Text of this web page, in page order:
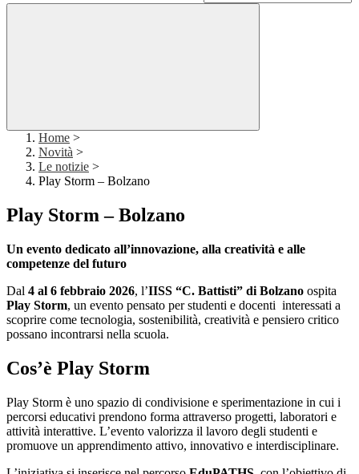
Home >
Novità >
Le notizie >
Play Storm – Bolzano
Play Storm – Bolzano
Un evento dedicato all’innovazione, alla creatività e alle
competenze del futuro
Dal 4 al 6 febbraio 2026, l’IISS “C. Battisti” di Bolzano ospita
Play Storm, un evento pensato per studenti e docenti interessati a
scoprire come tecnologia, sostenibilità, creatività e pensiero critico
possano incontrarsi nella scuola.
Cos’è Play Storm
Play Storm è uno spazio di condivisione e sperimentazione in cui i
percorsi educativi prendono forma attraverso progetti, laboratori e
attività interattive. L’evento valorizza il lavoro degli studenti e
promuove un apprendimento attivo, innovativo e interdisciplinare.